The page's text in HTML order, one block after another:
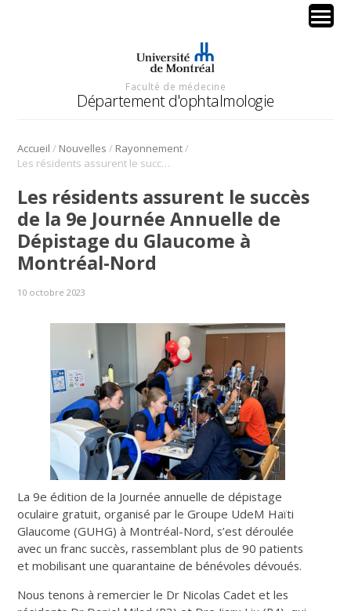
Faculté de médecine
Département d'ophtalmologie
Accueil / Nouvelles / Rayonnement/
Les résidents assurent le succès de la 9e Journée Annuelle de Dépistage du Glaucome à Montréal-Nord
Les résidents assurent le succès
de la 9e Journée Annuelle de
Dépistage du Glaucome à
Montréal-Nord
10 octobre 2023
La 9e édition de la Journée annuelle de dépistage
oculaire gratuit, organisé par le Groupe UdeM Haïti
Glaucome (GUHG) à Montréal-Nord, s’est déroulée
avec un franc succès, rassemblant plus de 90 patients
et mobilisant une quarantaine de bénévoles dévoués.
Nous tenons à remercier le Dr Nicolas Cadet et les